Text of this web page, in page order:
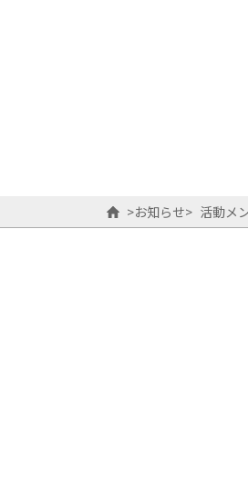
>お知らせ> 活動メ